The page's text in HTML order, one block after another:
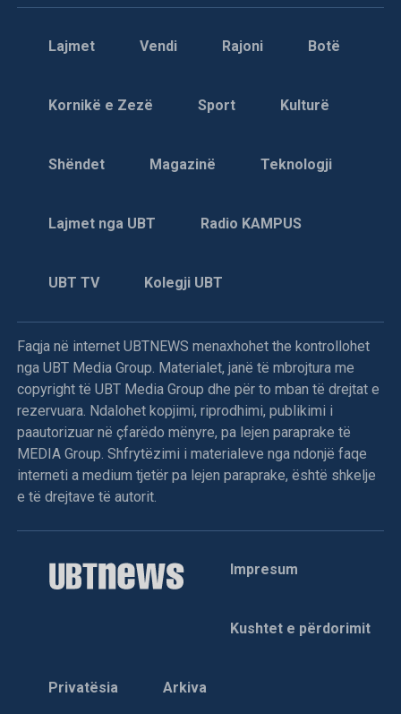
Lajmet Vendi Rajoni Botë
Kornikë e Zezë Sport Kulturë
Shëndet Magazinë Teknologji
Lajmet nga UBT Radio KAMPUS
UBT TV Kolegji UBT
Faqja në internet UBTNEWS menaxhohet the kontrollohet
nga UBT Media Group. Materialet, janë të mbrojtura me
copyright të UBT Media Group dhe për to mban të drejtat e
rezervuara. Ndalohet kopjimi, riprodhimi, publikimi i
paautorizuar në çfarëdo mënyre, pa lejen paraprake të
MEDIA Group. Shfrytëzimi i materialeve nga ndonjë faqe
interneti a medium tjetër pa lejen paraprake, është shkelje
e të drejtave të autorit.
Impresum
Kushtet e përdorimit
Privatësia Arkiva